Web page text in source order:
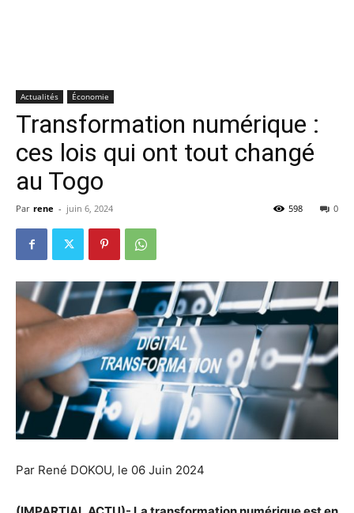
Actualités Économie
Transformation numérique :
ces lois qui ont tout changé
au Togo
Par rene - juin 6, 2024 0
598
Par René DOKOU, le 06 Juin 2024